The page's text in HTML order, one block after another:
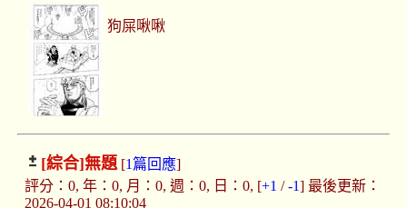
狗屎啾啾
[綜合]無題[1篇回應]
評分：0, 年：0, 月：0, 週：0, 日：0, [+1 /-1] 最後更新：
2026-04-01 08:10:04